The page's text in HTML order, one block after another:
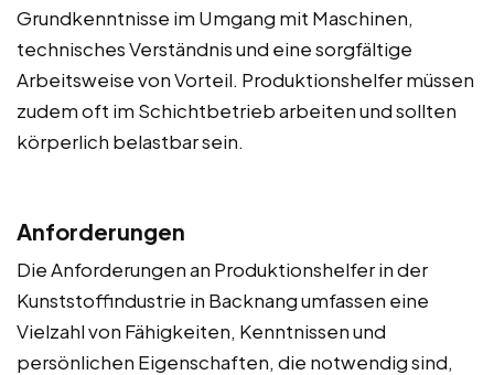
Grundkenntnisse im Umgang mit Maschinen,
technisches Verständnis und eine sorgfältige
Arbeitsweise von Vorteil. Produktionshelfer müssen
zudem oft im Schichtbetrieb arbeiten und sollten
körperlich belastbar sein.
Anforderungen
Die Anforderungen an Produktionshelfer in der
Kunststoffindustrie in Backnang umfassen eine
Vielzahl von Fähigkeiten, Kenntnissen und
persönlichen Eigenschaften, die notwendig sind,